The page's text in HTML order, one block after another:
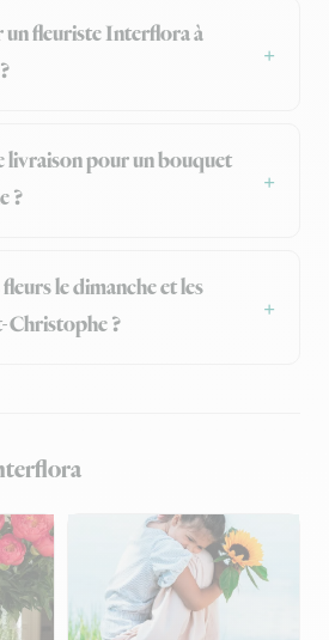
fleuriste Interflora à
livraison pour un bouquet
?
le dimanche et les
Christophe ?